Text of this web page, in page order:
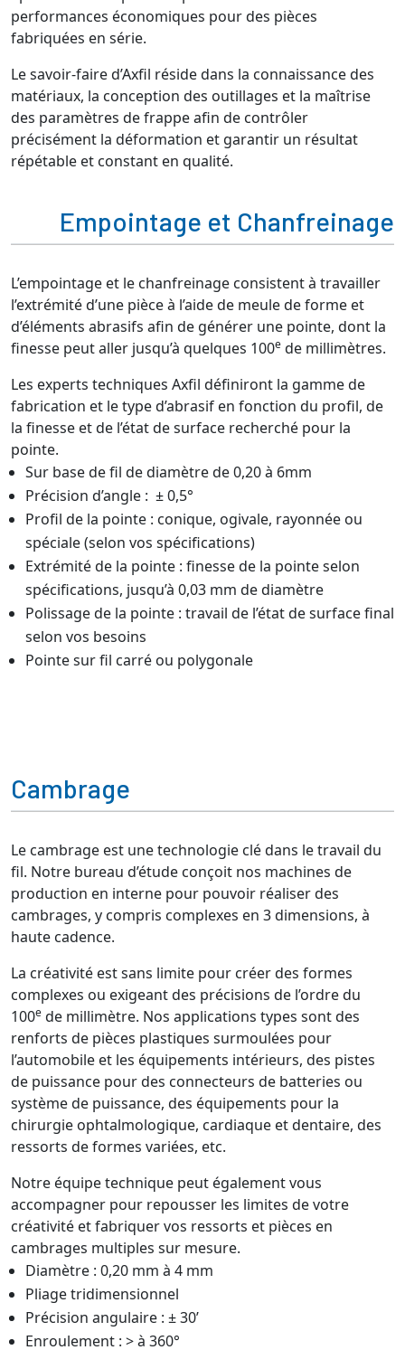
performances économiques pour des pièces
fabriquées en série.
Le savoir-faire d’Axfil réside dans la connaissance des
matériaux, la conception des outillages et la maîtrise
des paramètres de frappe afin de contrôler
précisément la déformation et garantir un résultat
répétable et constant en qualité.
Empointage et Chanfreinage
L’empointage et le chanfreinage consistent à travailler
l’extrémité d’une pièce à l’aide de meule de forme et
d’éléments abrasifs afin de générer une pointe, dont la
finesse peut aller jusqu’à quelques 100e de millimètres.
Les experts techniques Axfil définiront la gamme de
fabrication et le type d’abrasif en fonction du profil, de
la finesse et de l’état de surface recherché pour la
pointe.
Sur base de fil de diamètre de 0,20 à 6mm
Précision d’angle : ± 0,5°
Profil de la pointe : conique, ogivale, rayonnée ou
spéciale (selon vos spécifications)
Extrémité de la pointe : finesse de la pointe selon
spécifications, jusqu’à 0,03 mm de diamètre
Polissage de la pointe : travail de l’état de surface final
selon vos besoins
Pointe sur fil carré ou polygonale
Cambrage
Le cambrage est une technologie clé dans le travail du
fil. Notre bureau d’étude conçoit nos machines de
production en interne pour pouvoir réaliser des
cambrages, y compris complexes en 3 dimensions, à
haute cadence.
La créativité est sans limite pour créer des formes
complexes ou exigeant des précisions de l’ordre du
100e de millimètre. Nos applications types sont des
renforts de pièces plastiques surmoulées pour
l’automobile et les équipements intérieurs, des pistes
de puissance pour des connecteurs de batteries ou
système de puissance, des équipements pour la
chirurgie ophtalmologique, cardiaque et dentaire, des
ressorts de formes variées, etc.
Notre équipe technique peut également vous
accompagner pour repousser les limites de votre
créativité et fabriquer vos ressorts et pièces en
cambrages multiples sur mesure.
Diamètre : 0,20 mm à 4 mm
Pliage tridimensionnel
Précision angulaire : ± 30’
Enroulement : > à 360°